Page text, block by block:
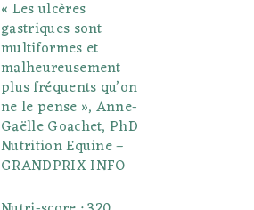
« Les ulcères
gastriques sont
multiformes et
malheureusement
plus fréquents qu’on
ne le pense », Anne-
Gaëlle Goachet, PhD
Nutrition Equine –
GRANDPRIX INFO